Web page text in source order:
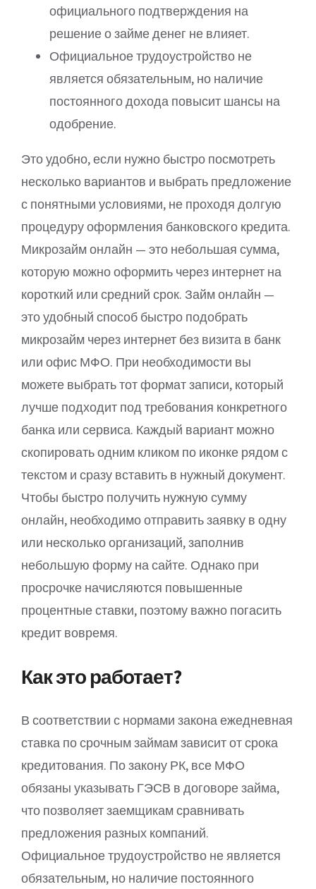
официального подтверждения на
решение о займе денег не влияет.
Официальное трудоустройство не
является обязательным, но наличие
постоянного дохода повысит шансы на
одобрение.
Это удобно, если нужно быстро посмотреть
несколько вариантов и выбрать предложение
с понятными условиями, не проходя долгую
процедуру оформления банковского кредита.
Микрозайм онлайн — это небольшая сумма,
которую можно оформить через интернет на
короткий или средний срок. Займ онлайн —
это удобный способ быстро подобрать
микрозайм через интернет без визита в банк
или офис МФО. При необходимости вы
можете выбрать тот формат записи, который
лучше подходит под требования конкретного
банка или сервиса. Каждый вариант можно
скопировать одним кликом по иконке рядом с
текстом и сразу вставить в нужный документ.
Чтобы быстро получить нужную сумму
онлайн, необходимо отправить заявку в одну
или несколько организаций, заполнив
небольшую форму на сайте. Однако при
просрочке начисляются повышенные
процентные ставки, поэтому важно погасить
кредит вовремя.
Как это работает?
В соответствии с нормами закона ежедневная
ставка по срочным займам зависит от срока
кредитования. По закону РК, все МФО
обязаны указывать ГЭСВ в договоре займа,
что позволяет заемщикам сравнивать
предложения разных компаний.
Официальное трудоустройство не является
обязательным, но наличие постоянного